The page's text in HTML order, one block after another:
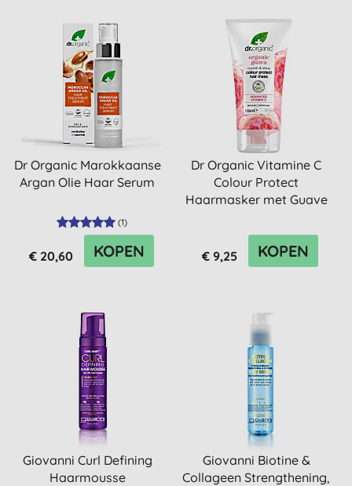
Dr Organic Marokkaanse
Argan Olie Haar Serum
(1)
€ 20,60 KOPEN
Dr Organic Vitamine C
Colour Protect
Haarmasker met Guave
€ 9,25 KOPEN
Giovanni Curl Defining
Haarmousse
Giovanni Biotine &
Collageen Strengthening,